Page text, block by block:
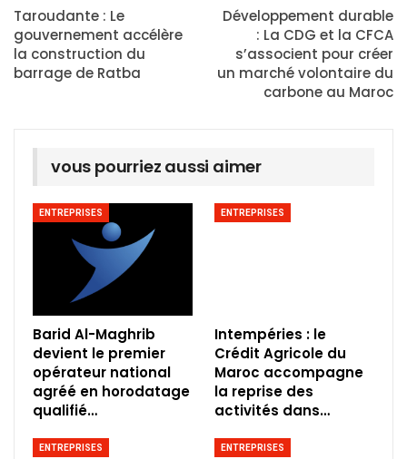
Taroudante : Le
gouvernement accélère
la construction du
barrage de Ratba
Développement durable
: La CDG et la CFCA
s’associent pour créer
un marché volontaire du
carbone au Maroc
vous pourriez aussi aimer
ENTREPRISES
Barid Al-Maghrib
devient le premier
opérateur national
agréé en horodatage
qualifié…
ENTREPRISES
Intempéries : le
Crédit Agricole du
Maroc accompagne
la reprise des
activités dans…
ENTREPRISES ENTREPRISES